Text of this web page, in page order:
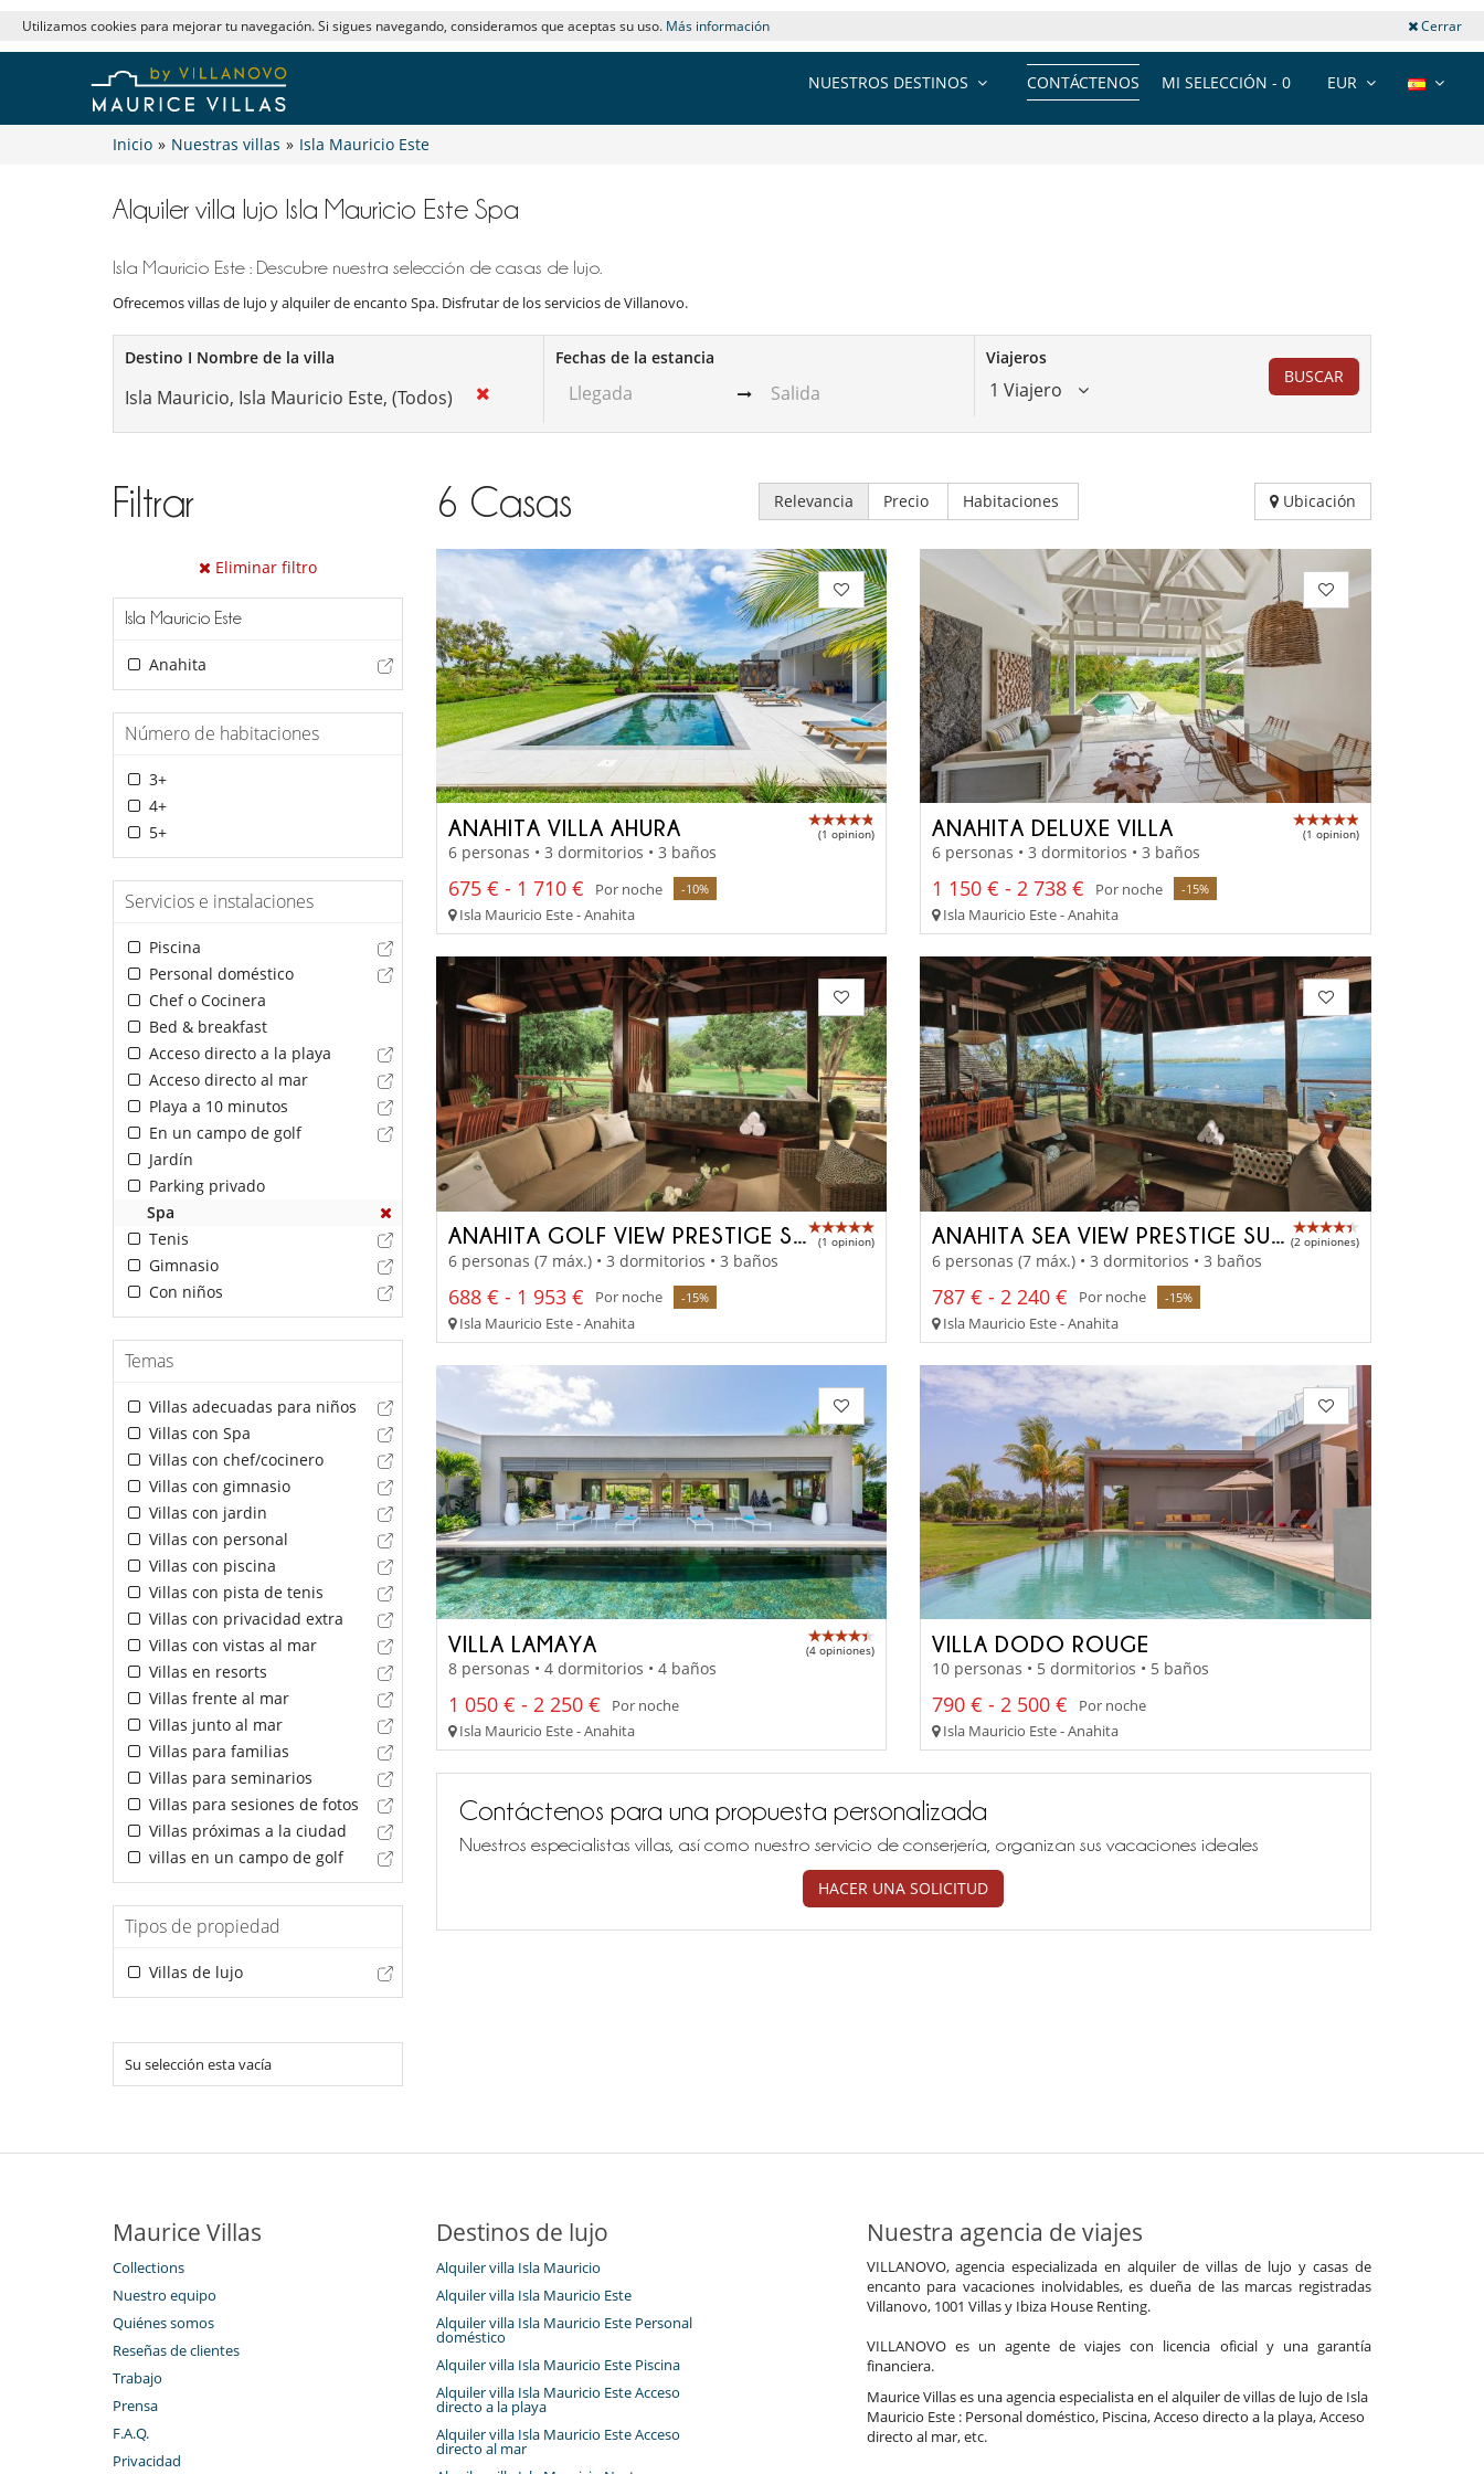
Utilizamos cookies para mejorar tu navegación. Si sigues navegando, consideramos que aceptas su uso. Más información Cerrar
EUR
MI SELECCIÓN - 0
CONTÁCTENOS
NUESTROS DESTINOS
Inicio » Nuestras villas » Isla Mauricio Este
Alquiler villa lujo Isla Mauricio Este Spa
Isla Mauricio Este : Descubre nuestra selección de casas de lujo.
Ofrecemos villas de lujo y alquiler de encanto Spa. Disfrutar de los servicios de Villanovo.
Destino I Nombre de la villa Fechas de la estancia Viajeros
1 Viajero
BUSCAR
Filtrar
Eliminar filtro
Isla Mauricio Este
Anahita
Número de habitaciones
3+
4+
5+
Servicios e instalaciones
Piscina
Personal doméstico
Chef o Cocinera
Bed & breakfast
Acceso directo a la playa
Acceso directo al mar
Playa a 10 minutos
En un campo de golf
Jardín
Parking privado
Spa
Tenis
Gimnasio
Con niños
Temas
Villas adecuadas para niños
Villas con Spa
Villas con chef/cocinero
Villas con gimnasio
Villas con jardin
Villas con personal
Villas con piscina
Villas con pista de tenis
Villas con privacidad extra
Villas con vistas al mar
Villas en resorts
Villas frente al mar
Villas junto al mar
Villas para familias
Villas para seminarios
Villas para sesiones de fotos
Villas próximas a la ciudad
villas en un campo de golf
Tipos de propiedad
Villas de lujo
Su selección esta vacía
6 Casas Relevancia Precio Habitaciones Ubicación
ANAHITA VILLA AHURA (1 opinion)
6 personas • 3 dormitorios • 3 baños
675 € - 1 710 € Por noche -10%
Isla Mauricio Este - Anahita
ANAHITA DELUXE VILLA (1 opinion)
6 personas • 3 dormitorios • 3 baños
1 150 € - 2 738 € Por noche -15%
Isla Mauricio Este - Anahita
ANAHITA GOLF VIEW PRESTIGE SUITE (1 opinion)
6 personas (7 máx.) • 3 dormitorios • 3 baños
688 € - 1 953 € Por noche -15%
Isla Mauricio Este - Anahita
ANAHITA SEA VIEW PRESTIGE SUITE (2 opiniones)
6 personas (7 máx.) • 3 dormitorios • 3 baños
787 € - 2 240 € Por noche -15%
Isla Mauricio Este - Anahita
VILLA LAMAYA (4 opiniones)
8 personas • 4 dormitorios • 4 baños
1 050 € - 2 250 €
Por noche
Isla Mauricio Este - Anahita
VILLA DODO ROUGE
10 personas • 5 dormitorios • 5 baños
790 € - 2 500 €
Por noche
Isla Mauricio Este - Anahita
Contáctenos para una propuesta personalizada
Nuestros especialistas villas, así como nuestro servicio de conserjería, organizan sus vacaciones ideales
HACER UNA SOLICITUD
Maurice Villas
Collections
Nuestro equipo
Quiénes somos
Reseñas de clientes
Trabajo
Prensa
F.A.Q.
Privacidad
Destinos de lujo
Alquiler villa Isla Mauricio
Alquiler villa Isla Mauricio Este
Alquiler villa Isla Mauricio Este Personal
doméstico
Alquiler villa Isla Mauricio Este Piscina
Alquiler villa Isla Mauricio Este Acceso
directo a la playa
Alquiler villa Isla Mauricio Este Acceso
directo al mar
Nuestra agencia de viajes
VILLANOVO, agencia especializada en alquiler de villas de lujo y casas de
encanto para vacaciones inolvidables, es dueña de las marcas registradas
Villanovo, 1001 Villas y Ibiza House Renting.
VILLANOVO es un agente de viajes con licencia oficial y una garantía
financiera.
Maurice Villas es una agencia especialista en el alquiler de villas de lujo de Isla
Mauricio Este : Personal doméstico, Piscina, Acceso directo a la playa, Acceso
directo al mar, etc.